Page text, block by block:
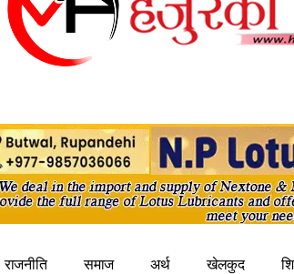
राजनीति समाज अर्थ खेलकुद